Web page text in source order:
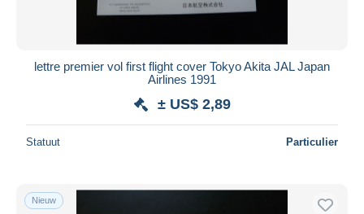
lettre premier vol first flight cover Tokyo Akita JAL Japan
Airlines 1991
± US$ 2,89
Statuut Particulier
Nieuw